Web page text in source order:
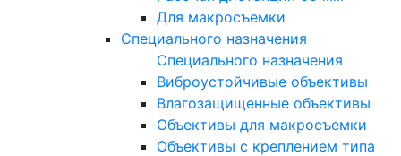
Для макросъемки
Специального назначения
Специального назначения
Виброустойчивые объективы
Влагозащищенные объективы
Объективы для макросъемки
Объективы с креплением типа